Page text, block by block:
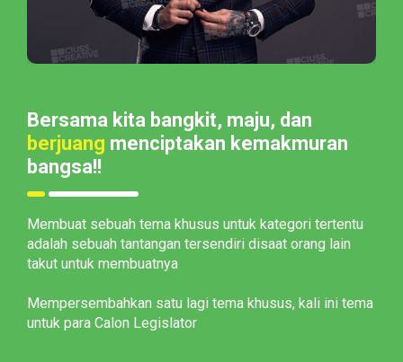
Bersama kita bangkit, maju, dan
berjuang menciptakan kemakmuran
bangsa!!
Membuat sebuah tema khusus untuk kategori tertentu
adalah sebuah tantangan tersendiri disaat orang lain
takut untuk membuatnya
Mempersembahkan satu lagi tema khusus, kali ini tema
untuk para Calon Legislator